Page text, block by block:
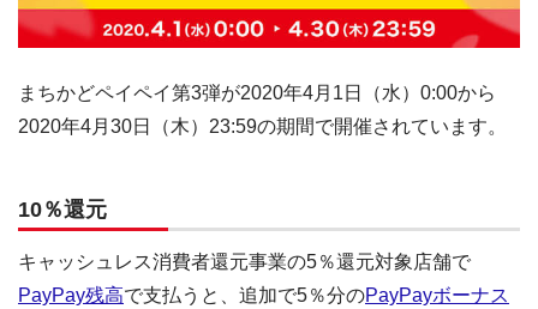
まちかどペイペイ第3弾が2020年4月1日（水）0:00から
2020年4月30日（木）23:59の期間で開催されています。
10％還元
キャッシュレス消費者還元事業の5％還元対象店舗で
PayPay残高で支払うと、追加で5％分のPayPayボーナス